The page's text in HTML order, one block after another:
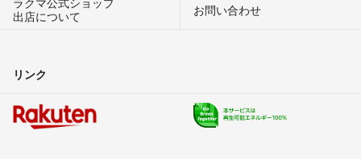
出店について
お問い合わせ
リンク